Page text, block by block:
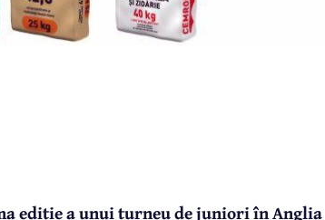
ediție a unui turneu de juniori în Anglia